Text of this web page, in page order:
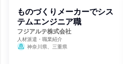
ものづくりメーカーでシス
テムエンジニア職
フジアルテ株式会社
人材派遣・職業紹介
神奈川県、三重県